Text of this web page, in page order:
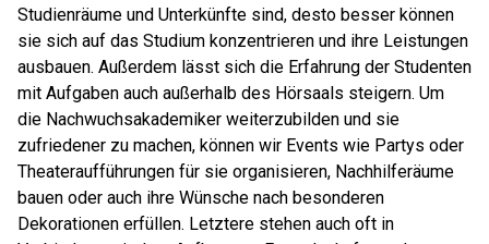
Studienräume und Unterkünfte sind, desto besser können
sie sich auf das Studium konzentrieren und ihre Leistungen
ausbauen. Außerdem lässt sich die Erfahrung der Studenten
mit Aufgaben auch außerhalb des Hörsaals steigern. Um
die Nachwuchsakademiker weiterzubilden und sie
zufriedener zu machen, können wir Events wie Partys oder
Theateraufführungen für sie organisieren, Nachhilferäume
bauen oder auch ihre Wünsche nach besonderen
Dekorationen erfüllen. Letztere stehen auch oft in